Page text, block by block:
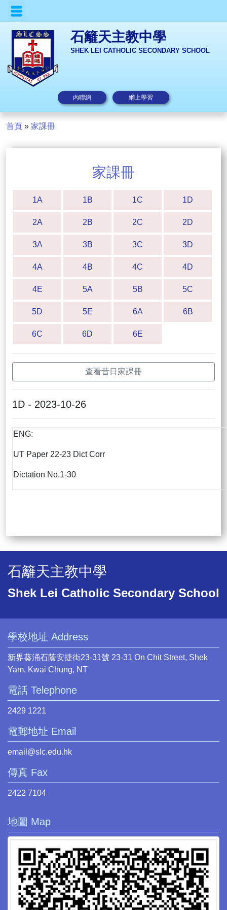
石籬天主教中學
SHEK LEI CATHOLIC SECONDARY SCHOOL
內聯網 網上學習
首頁 » 家課冊
家課冊
1A 1B 1C 1D
2A 2B 2C 2D
3A 3B 3C 3D
4A 4B 4C 4D
4E 5A 5B 5C
5D 5E 6A 6B
6C 6D 6E
查看昔日家課冊
1D - 2023-10-26
ENG:
UT Paper 22-23 Dict Corr
Dictation No.1-30
石籬天主教中學
Shek Lei Catholic Secondary School
學校地址 Address
新界葵涌石蔭安捷街23-31號 23-31 On Chit Street, Shek
Yam, Kwai Chung, NT
電話 Telephone
2429 1221
電郵地址 Email
email@slc.edu.hk
傳真 Fax
2422 7104
地圖 Map